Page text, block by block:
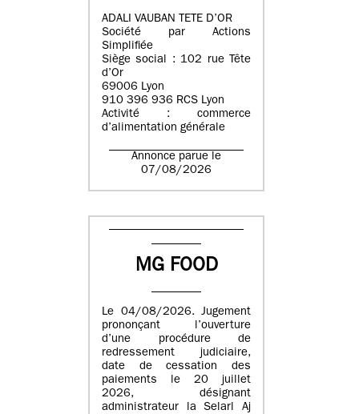
ADALI VAUBAN TETE D’OR
Société par Actions
Simplifiée
Siège social : 102 rue Tête
d’Or
69006 Lyon
910 396 936 RCS Lyon
Activité : commerce
d’alimentation générale
Annonce parue le
07/08/2026
MG FOOD
Le 04/08/2026. Jugement
prononçant l’ouverture
d’une procédure de
redressement judiciaire,
date de cessation des
paiements le 20 juillet
2026, désignant
administrateur la Selarl Aj